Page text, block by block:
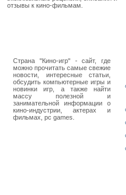
отзывы к кино-фильмам.
Страна "Кино-игр" - сайт, где
можно прочитать самые свежие
новости, интересные статьи,
обсудить компьютерные игры и
новинки игр, а также найти
массу полезной и
занимательной информации о
кино-индустрии, актерах и
фильмах, pc games.